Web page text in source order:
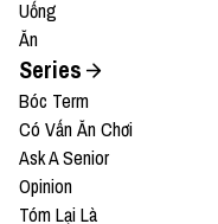
Uống
Ăn
Series
Bóc Term
Có Vấn Ăn Chơi
Ask A Senior
Opinion
Tóm Lại Là